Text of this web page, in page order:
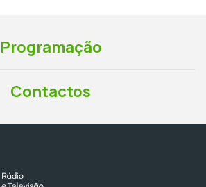
Programação
Contactos